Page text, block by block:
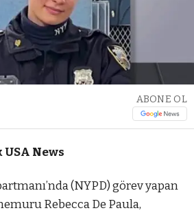
ABONE OL
News
(NYPD) görev yapan
Rebecca De Paula,